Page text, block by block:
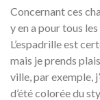
Concernant ces
y en a pour tous
L’espadrille est
mais je prends
ville, par exemple,
d’été colorée du